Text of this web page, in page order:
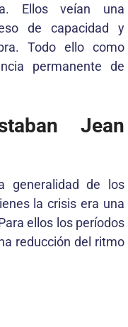
Ellos veían una
de capacidad y
Todo ello como
permanente de
Jean
generalidad de los
la crisis era una
ellos los períodos
reducción del ritmo